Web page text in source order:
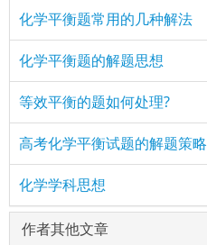
化学平衡题常用的几种解法
化学平衡题的解题思想
等效平衡的题如何处理?
高考化学平衡试题的解题策略
化学学科思想
作者其他文章